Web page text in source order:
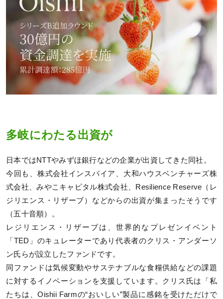
多岐にわたる出資が
日本ではNTTやみずほ銀行などの企業が出資してきた同社。
今回も、株式会社インスパイア、大和ハウスベンチャーズ株
式会社、みやこキャピタル株式会社、Resilience Reserve（レ
ジリエンス・リザーブ）などからの出資が集まったそうです
（五十音順）。
レジリエンス・リザーブは、世界的なプレゼンイベント
「TED」のキュレーターであり代表者のクリス・アンダーソ
ン氏らが設立したファンドです。
同ファンドは気候変動やサステナブルな食糧供給などの課題
に対するイノベーションを支援しています。クリス氏は「私
たちは、Oishii Farmの“おいしい”製品に感銘を受けただけで